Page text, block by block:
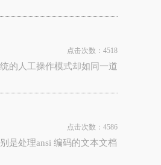
点击次数：4518
的人工操作模式却如同一道
点击次数：4586
是处理ansi 编码的文本文档